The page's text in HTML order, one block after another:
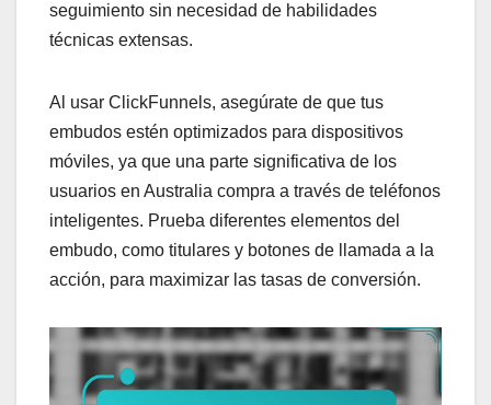
seguimiento sin necesidad de habilidades
técnicas extensas.
Al usar ClickFunnels, asegúrate de que tus
embudos estén optimizados para dispositivos
móviles, ya que una parte significativa de los
usuarios en Australia compra a través de teléfonos
inteligentes. Prueba diferentes elementos del
embudo, como titulares y botones de llamada a la
acción, para maximizar las tasas de conversión.